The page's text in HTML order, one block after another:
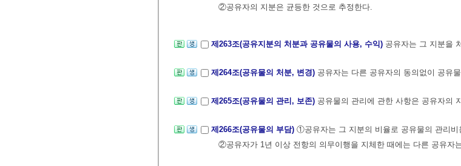
②공유자의 지분은 균등한 것으로 추정한다.
제263조(공유지분의 처분과 공유물의 사용, 수익) 공유자는 그 지분을
제264조(공유물의 처분, 변경) 공유자는 다른 공유자의 동의없이 공유
제265조(공유물의 관리, 보존) 공유물의 관리에 관한 사항은 공유자의
제266조(공유물의 부담) ①공유자는 그 지분의 비율로 공유물의 관리비
②공유자가 1년 이상 전항의 의무이행을 지체한 때에는 다른 공유자